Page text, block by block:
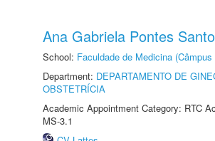
Ana Gabriela Pontes
School: Faculdade de Medicina
Department: DEPARTAMENTO DE
OBSTETRÍCIA
Academic Appointment Category: RTC
MS-3.1